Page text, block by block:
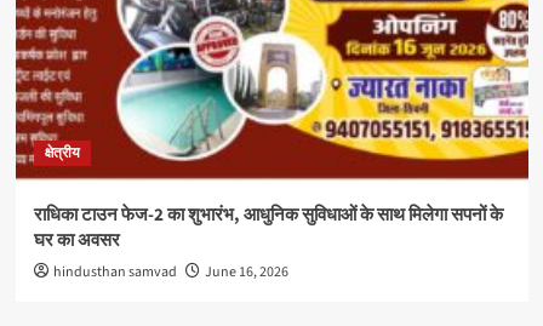
क्षेत्रीय
राधिका टाउन फेज-2 का शुभारंभ, आधुनिक सुविधाओं के साथ मिलेगा सपनों के
घर का अवसर
hindusthan samvad June 16, 2026